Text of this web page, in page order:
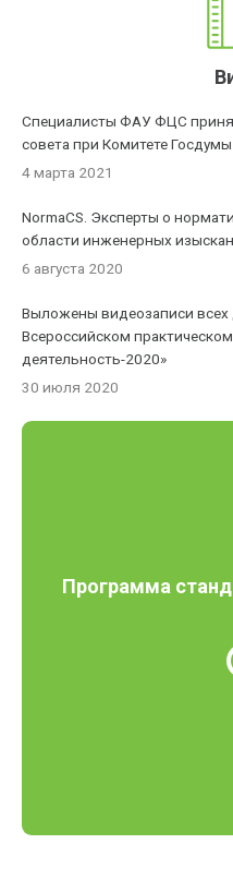
Специалисты ФАУ ФЦС
совета при Комитете
4 марта 2021
NormaCS. Эксперты о
области инженерных
6 августа 2020
Выложены видеозаписи всех
Всероссийском
деятельность-2020»
30 июля 2020
Программа